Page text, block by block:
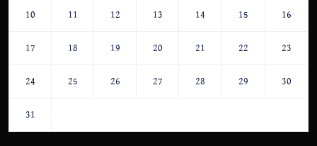
10 11 12 13 14 15 16
17 18 19 20 21 22 23
24 25 26 27 28 29 30
31